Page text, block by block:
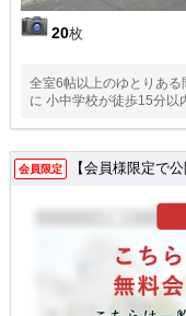
20枚
全室6帖以上のゆとりあ
に 小中学校が徒歩15分以
会員限定 【会員様限定で公